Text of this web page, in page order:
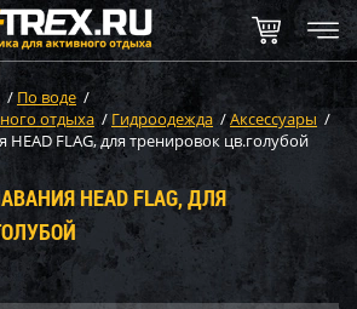
/ По воде /
отдыха / Гидроодежда /Аксессуары /
FLAG, для тренировок цв.голубой
HEAD FLAG, ДЛЯ